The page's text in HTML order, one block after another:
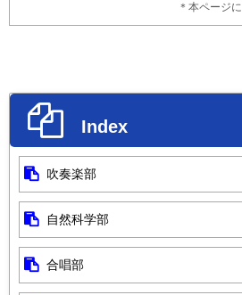
＊本ページ
Index
吹奏楽部
自然科学部
合唱部